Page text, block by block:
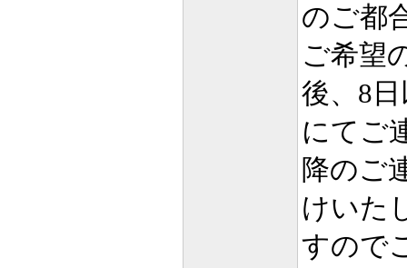
のご都
ご希望
後、8
にてご
降のご
けいた
すので